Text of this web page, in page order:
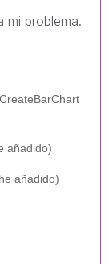
mi problema.
añadido)
añadido)